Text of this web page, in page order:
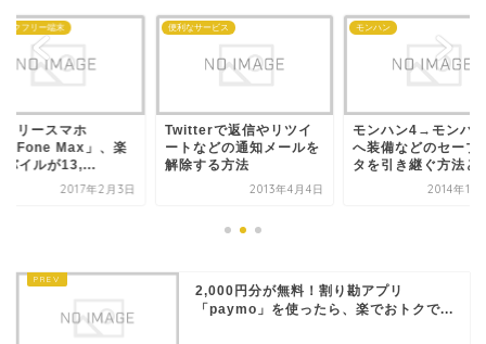
ックフリー端末
リースマホ
Max」、楽
バイルが13,...
2017年2月3日
便利なサービス
Twitterで返信やリツイ
ートなどの通知メールを
解除する方法
2013年4月4日
モンハン
モンハン4→モンハ
へ装備などのセーブ
タを引き継ぐ方法と
2014年10
2,000円分が無料！割り勘アプリ
「paymo」を使ったら、楽でおトクで...